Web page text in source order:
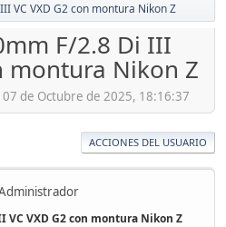
VC VXD G2 con montura Nikon Z
F/2.8 Di III
montura Nikon Z
de Octubre de 2025, 18:16:37
ACCIONES DEL USUARIO
VC VXD G2 con montura Nikon Z